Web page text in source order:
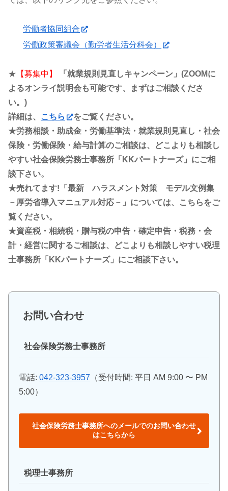
労働者協同組合
労働政策審議会（勤労者生活分科会）
★ 【募集中】
「就業規則見直しキャンペーン」(ZOOMに
よるオンライ説明会も可能です、まずはご相談くださ
い。)
詳細は、
こちら
をご覧ください。
★労務相談・助成金・労働基準法・就業規則見直し・社会
保険・労働保険・給与計算のご相談は、どこよりも相談し
やすい社会保険労務士事務所「KKパートナーズ」にご相
談下さい。
★売れてます!「最新 ハラスメント対策 モデル文例集
－厚労省導入マニュアル対応－」については、こちらをご
覧ください。
★資産税・相続税・贈与税の申告・確定申告・税務・会
計・経営に関するご相談は、どこよりも相談しやすい税理
士事務所「KKパートナーズ」にご相談下さい。
お問い合わせ
社会保険労務士事務所
電話: 042-323-3957 （受付時間: 平日 AM 9:00 〜 PM
5:00）
社会保険労務士事務所へのメールでのお問い合わせ
はこちらから
税理士事務所